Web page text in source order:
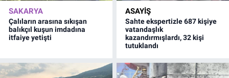
SAKARYA
Çalıların arasına sıkışan
balıkçıl kuşun imdadına
itfaiye yetişti
ASAYİŞ
Sahte ekspertizle 687 kişiye
vatandaşlık
kazandırmışlardı, 32 kişi
tutuklandı